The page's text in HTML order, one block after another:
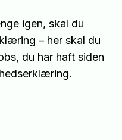
igen, skal du
– her skal du
du har haft siden